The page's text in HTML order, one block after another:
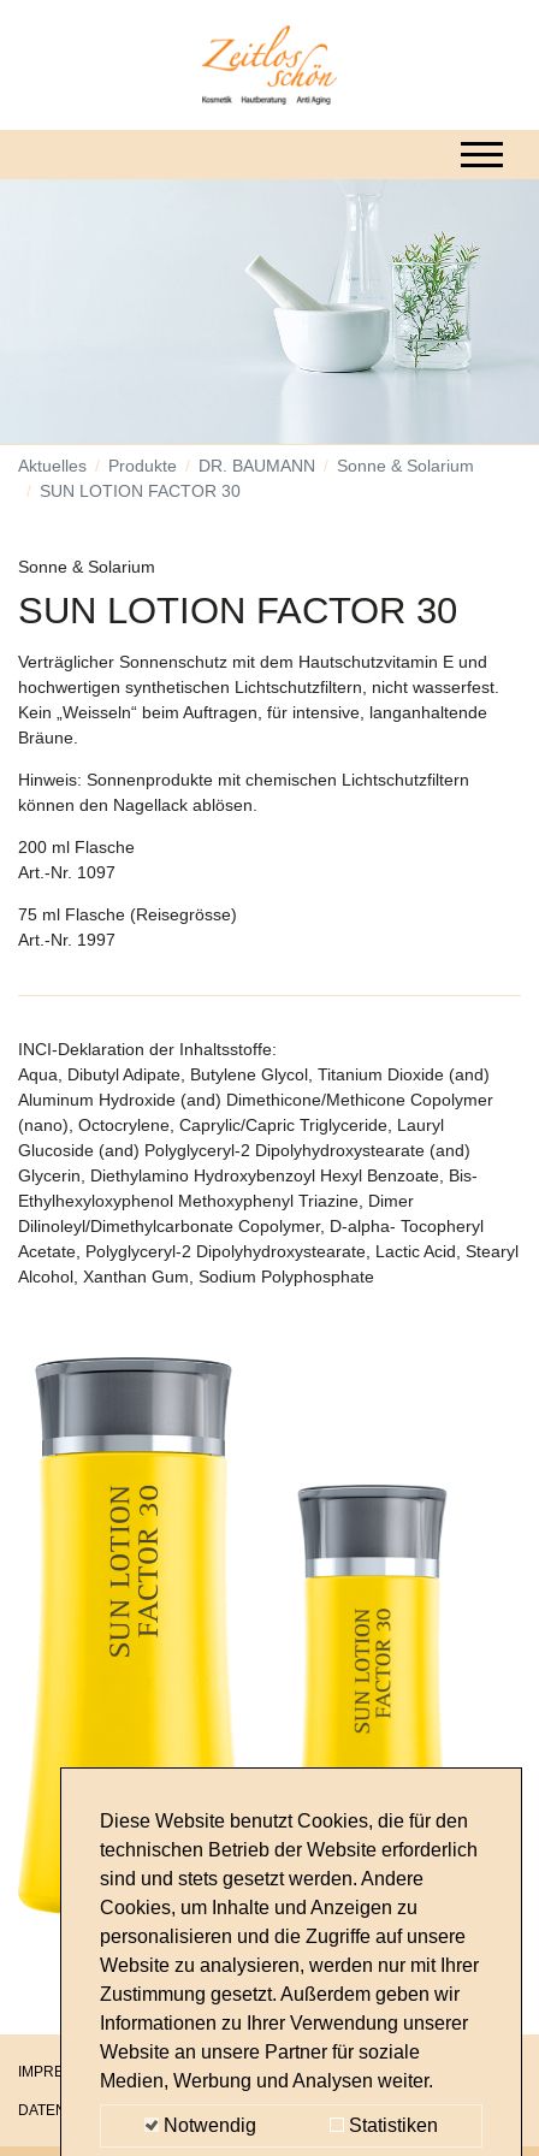
Diese Website benutzt Cookies, die für den
technischen Betrieb der Website erforderlich
sind und stets gesetzt werden. Andere
Cookies, um Inhalte und Anzeigen zu
personalisieren und die Zugriffe auf unsere
Website zu analysieren, werden nur mit Ihrer
Zustimmung gesetzt. Außerdem geben wir
Informationen zu Ihrer Verwendung unserer
Website an unsere Partner für soziale
Medien, Werbung und Analysen weiter.
Notwendig Statistiken
Aktuelles Produkte DR. BAUMANN
Sonne & Solarium
SUN LOTION FACTOR 30
Sonne & Solarium
SUN LOTION FACTOR 30
Verträglicher Sonnenschutz mit dem Hautschutzvitamin E und
hochwertigen synthetischen Lichtschutzfiltern, nicht wasserfest.
Kein „Weisseln“ beim Auftragen, für intensive, langanhaltende
Bräune.
Hinweis: Sonnenprodukte mit chemischen Lichtschutzfiltern
können den Nagellack ablösen.
200 ml Flasche
Art.-Nr. 1097
75 ml Flasche (Reisegrösse)
Art.-Nr. 1997
INCI-Deklaration der Inhaltsstoffe:
Aqua, Dibutyl Adipate, Butylene Glycol, Titanium Dioxide (and)
Aluminum Hydroxide (and) Dimethicone/Methicone Copolymer
(nano), Octocrylene, Caprylic/Capric Triglyceride, Lauryl
Glucoside (and) Polyglyceryl-2 Dipolyhydroxystearate (and)
Glycerin, Diethylamino Hydroxybenzoyl Hexyl Benzoate, Bis-
Ethylhexyloxyphenol Methoxyphenyl Triazine, Dimer
Dilinoleyl/Dimethylcarbonate Copolymer, D-alpha- Tocopheryl
Acetate, Polyglyceryl-2 Dipolyhydroxystearate, Lactic Acid, Stearyl
Alcohol, Xanthan Gum, Sodium Polyphosphate
IMPRESSUM
DATENSCHUTZ